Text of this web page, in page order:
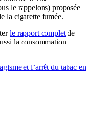
le rappelons) proposée
la cigarette fumée.
le rapport complet de
la consommation
et l’arrêt du tabac en